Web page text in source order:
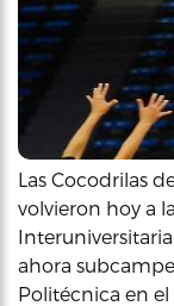
Las Cocodrilas
volvieron hoy a
Interuniversitaria
ahora
Politécnica en el